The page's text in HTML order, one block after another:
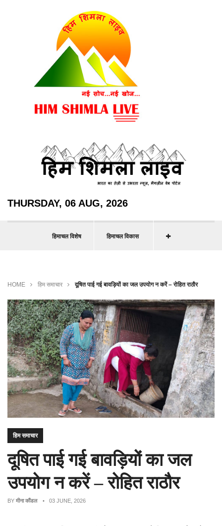
THURSDAY, 06 AUG, 2026
हिमाचल विशेष हिमाचल विकास
HOME हिम समाचार दूषित पाई गई बावड़ियों का जल उपयोग न करें – रोहित राठौर
हिम समाचार
दूषित पाई गई बावड़ियों का जल
उपयोग न करें – रोहित राठौर
BY मीना कौंडल • 03 JUNE, 2026